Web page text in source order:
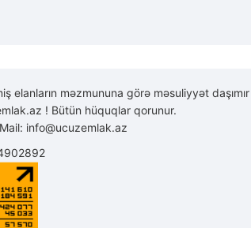
elanların məzmununa görə məsuliyyət daşımır
! Bütün hüquqlar qorunur.
info@ucuzemlak.az